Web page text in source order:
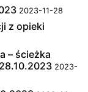
2023-11-28
z opieki
– ścieżka
2023-